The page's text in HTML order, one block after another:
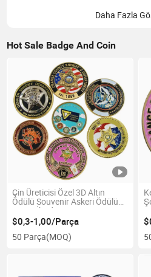
Daha Fazla
Hot Sale Badge And Coin
Çin Üreticisi Özel 3D Altın
Ödülü Souvenir Askeri Ödülü
Görev İbade
$0,3-1,00/Parça
50 Parça(MOQ)